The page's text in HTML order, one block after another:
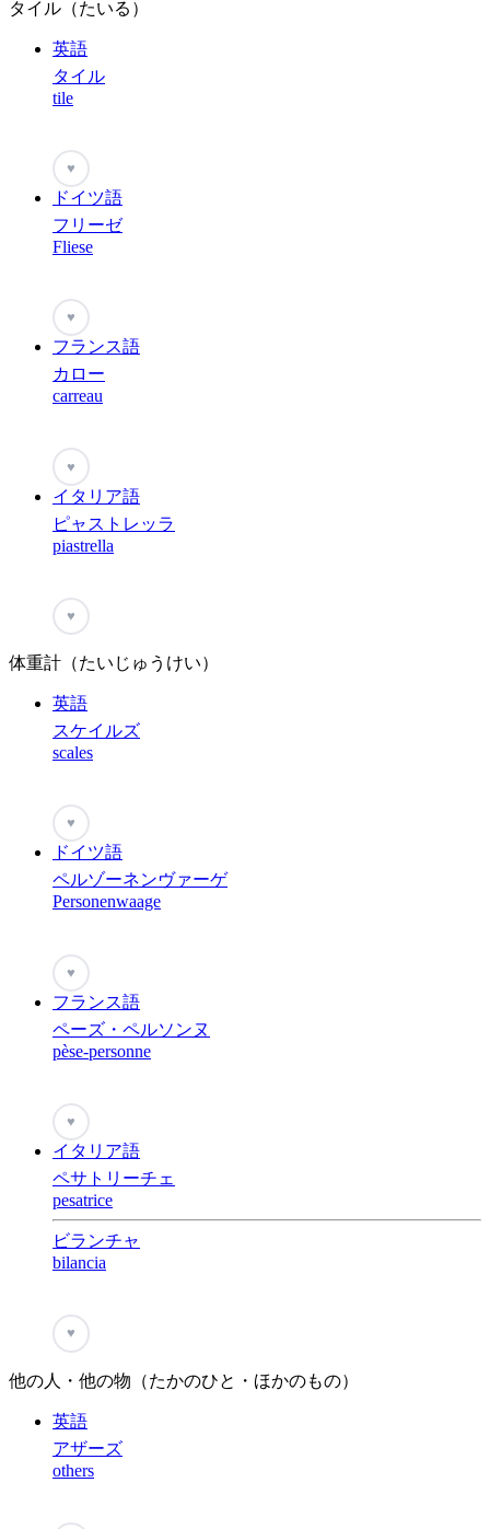
タイル（たいる）
英語
タイル
tile
♥
ドイツ語
フリーゼ
Fliese
♥
フランス語
カロー
carreau
♥
イタリア語
ピャストレッラ
piastrella
♥
体重計（たいじゅうけい）
英語
スケイルズ
scales
♥
ドイツ語
ペルゾーネンヴァーゲ
Personenwaage
♥
フランス語
ペーズ・ペルソンヌ
pèse-personne
♥
イタリア語
ペサトリーチェ
pesatrice
ビランチャ
bilancia
♥
他の人・他の物（たかのひと・ほかのもの）
英語
アザーズ
others